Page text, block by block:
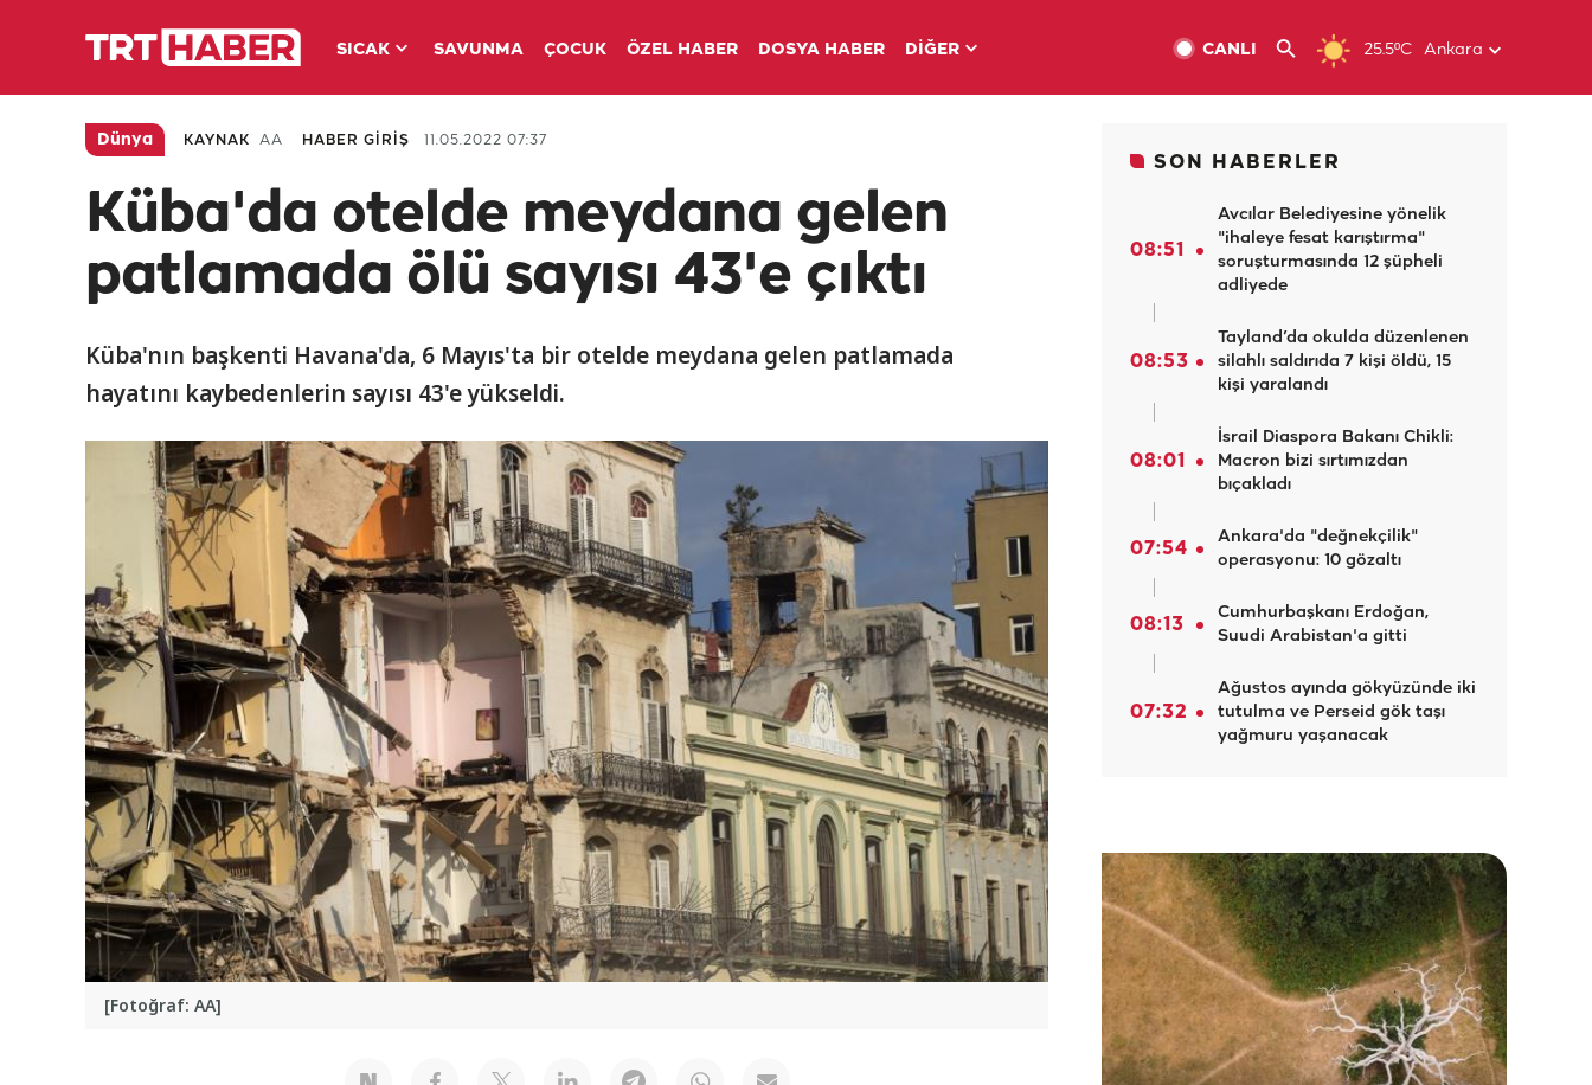
SICAK SAVUNMA ÇOCUK ÖZEL HABER DOSYA HABER DİĞER 25.5ºC Ankara
CANLI
Dünya KAYNAK AA HABER GİRİŞ 11.05.2022 07:37
Küba'da otelde meydana gelen
patlamada ölü sayısı 43'e çıktı
Küba'nın başkenti Havana'da, 6 Mayıs'ta bir otelde meydana gelen patlamada
hayatını kaybedenlerin sayısı 43'e yükseldi.
[Fotoğraf: AA]
SON HABERLER
08:51
Avcılar Belediyesine yönelik
"ihaleye fesat karıştırma"
soruşturmasında 12 şüpheli
adliyede
08:53
Tayland’da okulda düzenlenen
silahlı saldırıda 7 kişi öldü, 15
kişi yaralandı
08:01
İsrail Diaspora Bakanı Chikli:
Macron bizi sırtımızdan
bıçakladı
07:54
Ankara'da "değnekçilik"
operasyonu: 10 gözaltı
08:13
Cumhurbaşkanı Erdoğan,
Suudi Arabistan'a gitti
07:32
Ağustos ayında gökyüzünde iki
tutulma ve Perseid gök taşı
yağmuru yaşanacak